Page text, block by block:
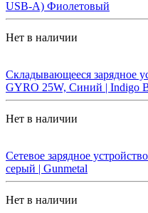
USB-A) Фиолетовый
Нет в наличии
Складывающееся зарядное
GYRO 25W, Синий | Indigo
Нет в наличии
Сетевое зарядное
серый | Gunmetal
Нет в наличии